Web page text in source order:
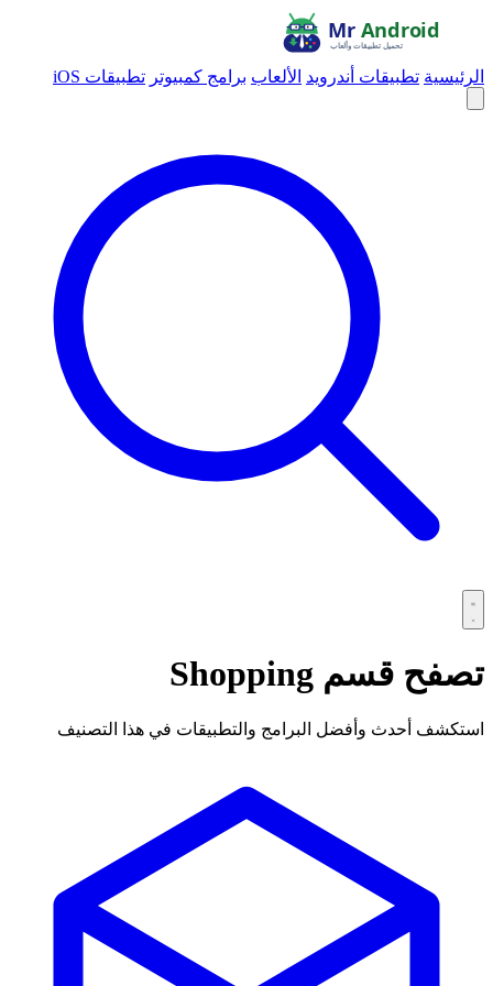
الرئيسية تطبيقات أندرويد الألعاب برامج كمبيوتر تطبيقات iOS
تصفح قسم Shopping
استكشف أحدث وأفضل البرامج والتطبيقات في هذا التصنيف